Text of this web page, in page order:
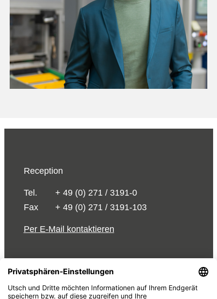
Reception
Tel.
+ 49 (0) 271 / 3191-0
Fax
+ 49 (0) 271 / 3191-103
Per E-Mail kontaktieren